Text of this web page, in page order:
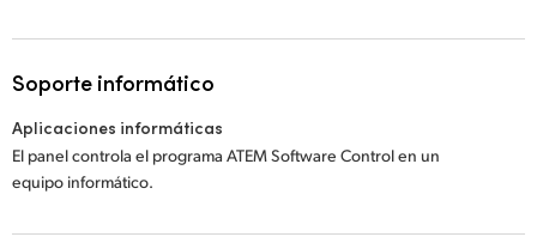
Soporte informático
Aplicaciones informáticas
El panel controla el programa ATEM Software Control en un
equipo informático.